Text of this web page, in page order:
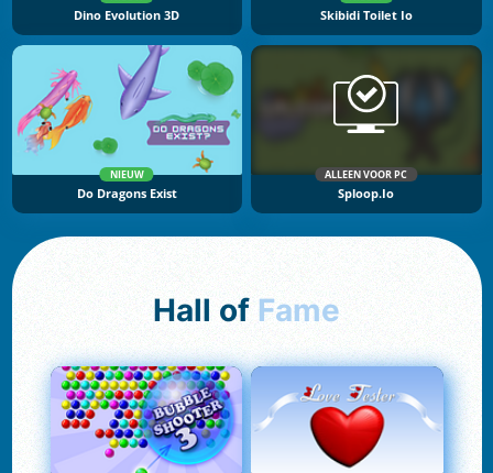
Dino Evolution 3D Skibidi Toilet Io
NIEUW
Do Dragons Exist
ALLEEN VOOR PC
Sploop.io
Hall of Fame